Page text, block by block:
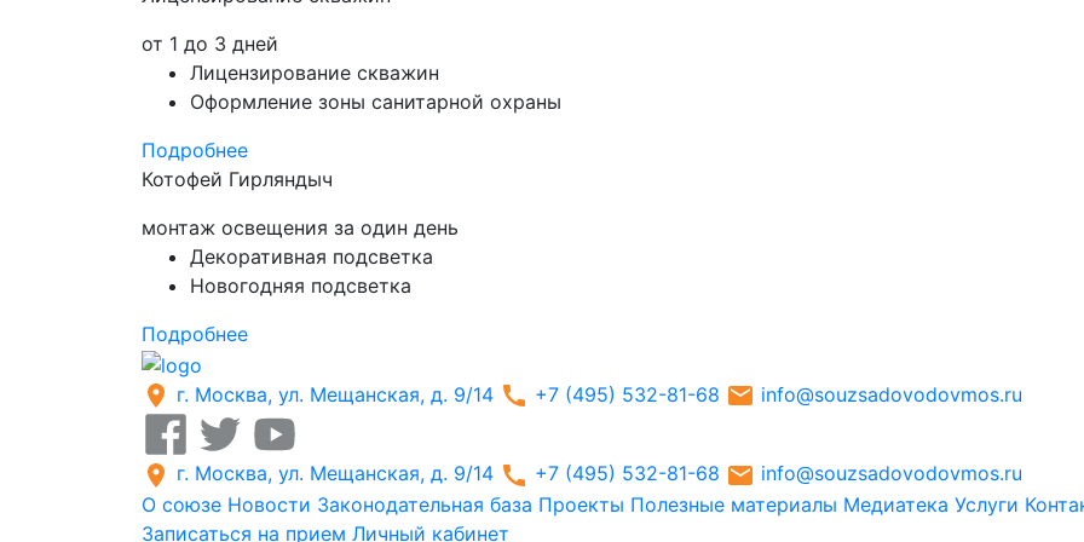
от 1 до 3 дней
Лицензирование скважин
Оформление зоны санитарной охраны
Подробнее
Котофей Гирляндыч
монтаж освещения за один день
Декоративная подсветка
Новогодняя подсветка
Подробнее
г. Москва, ул. Мещанская, д. 9/14 +7 (495) 532-81-68 info@souzsadovodovmos.ru
г. Москва, ул. Мещанская, д. 9/14 +7 (495) 532-81-68
info@souzsadovodovmos.ru
О союзе Новости Законодательная база Проекты Полезные материалы Медиатека Услуги
Записаться на прием Личный кабинет